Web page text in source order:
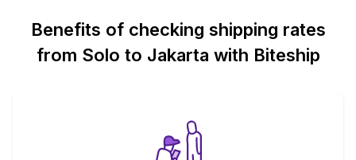
Benefits of checking shipping rates
from Solo to Jakarta with Biteship